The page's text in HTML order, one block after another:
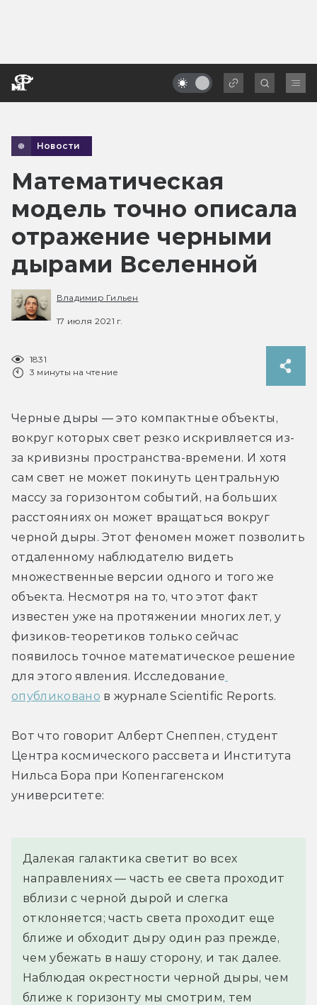
Новости
Математическая
модель точно описала
отражение черными
дырами Вселенной
Владимир Гильен
17 июля 2021 г.
1831
3 минуты на чтение
Черные дыры — это компактные объекты,
вокруг которых свет резко искривляется из-
за кривизны пространства-времени. И хотя
сам свет не может покинуть центральную
массу за горизонтом событий, на больших
расстояниях он может вращаться вокруг
черной дыры. Этот феномен может позволить
отдаленному наблюдателю видеть
множественные версии одного и того же
объекта. Несмотря на то, что этот факт
известен уже на протяжении многих лет, у
физиков-теоретиков только сейчас
появилось точное математическое решение
для этого явления. Исследование
опубликовано в журнале Scientific Reports.
Вот что говорит Алберт Снеппен, студент
Центра космического рассвета и Института
Нильса Бора при Копенгагенском
университете:
Далекая галактика светит во всех
направлениях — часть ее света проходит
вблизи с черной дырой и слегка
отклоняется; часть света проходит еще
ближе и обходит дыру один раз прежде,
чем убежать в нашу сторону, и так далее.
Наблюдая окрестности черной дыры, чем
ближе к горизонту мы смотрим, тем